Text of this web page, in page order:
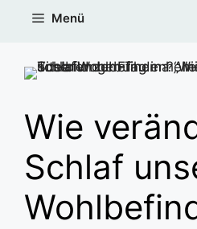
Menü
Wie
Schlaf